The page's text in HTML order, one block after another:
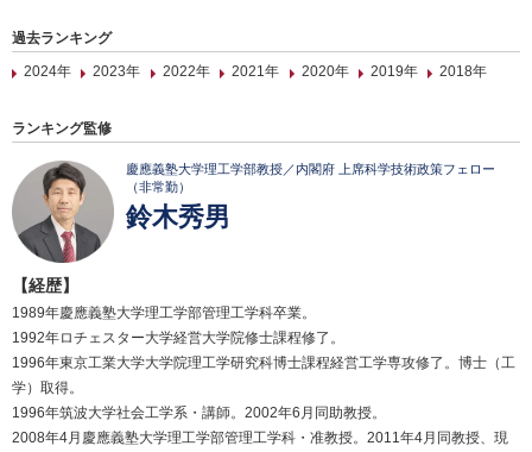
過去ランキング
2024年
2023年 2022年 2021年 2020年 2019年 2018年
ランキング監修
慶應義塾大学理工学部教授／内閣府 上席科学技術政策フェロー
（非常勤）
鈴木秀男
【経歴】
1989年慶應義塾大学理工学部管理工学科卒業。
1992年ロチェスター大学経営大学院修士課程修了。
1996年東京工業大学大学院理工学研究科博士課程経営工学専攻修了。博士（工
学）取得。
1996年筑波大学社会工学系・講師。2002年6月同助教授。
2008年4月慶應義塾大学理工学部管理工学科・准教授。2011年4月同教授、現